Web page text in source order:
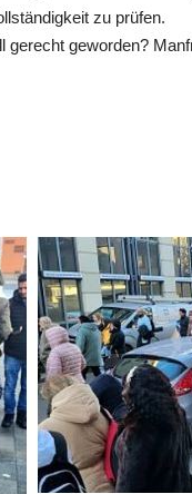
zu prüfen.
geworden?